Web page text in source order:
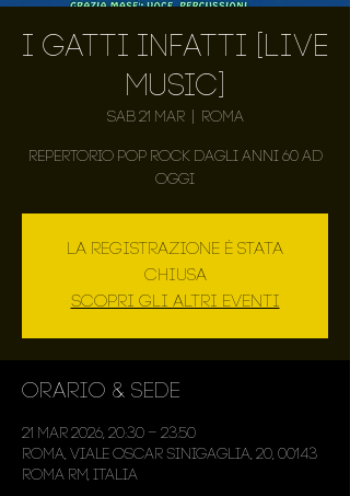
I Gatti Infatti [LIVE
MUSIC]
sab 21 mar
  |
Roma
Repertorio pop rock dagli anni 60 ad
oggi
La registrazione è stata
chiusa
Scopri gli altri eventi
Orario & Sede
21 mar 2026, 20:30 – 23:50
Roma, Viale Oscar Sinigaglia, 20, 00143
Roma RM, Italia